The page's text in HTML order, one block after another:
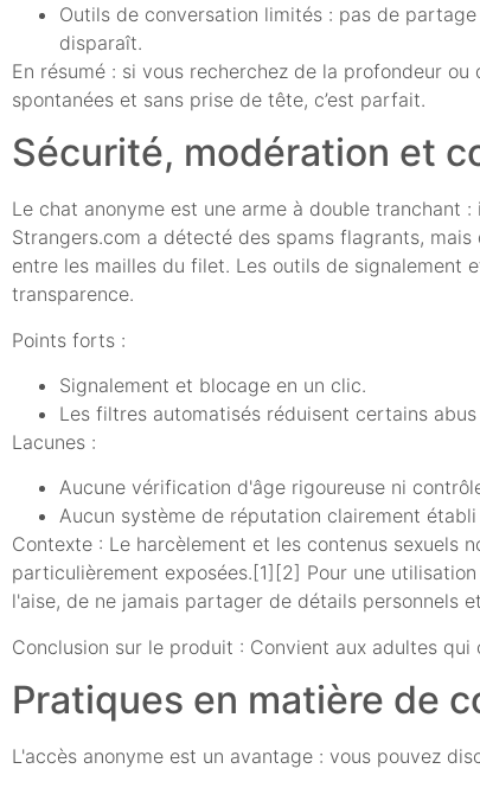
Outils de conversation limités : pas de
disparaît.
En résumé : si vous recherchez de la profondeur
spontanées et sans prise de tête, c’est parfait.
Sécurité, modération et
Le chat anonyme est une arme à double tranchant
Strangers.com a détecté des spams flagrants,
entre les mailles du filet. Les outils de signalement
transparence.
Points forts :
Signalement et blocage en un clic.
Les filtres automatisés réduisent certains
Lacunes :
Aucune vérification d'âge rigoureuse ni
Aucun système de réputation clairement
Contexte : Le harcèlement et les contenus sexuels
particulièrement exposées.[1][2] Pour une
l'aise, de ne jamais partager de détails personnels
Conclusion sur le produit : Convient aux adultes
Pratiques en matière de
L'accès anonyme est un avantage : vous pouvez